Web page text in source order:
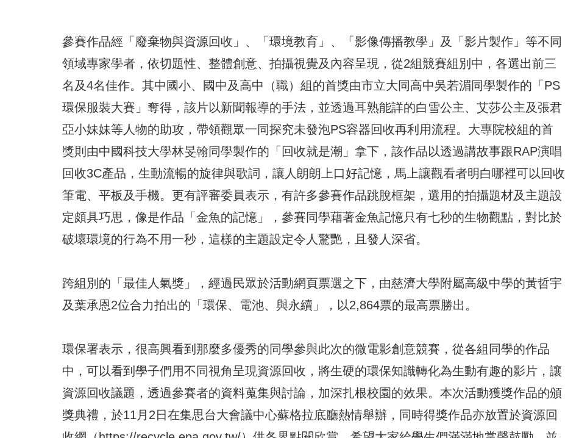
參賽作品經「廢棄物與資源回收」、「環境教育」、「影像傳播教學」及「影片製作」等不同
領域專家學者，依切題性、整體創意、拍攝視覺及內容呈現，從2組競賽組別中，各選出前三
名及4名佳作。其中國小、國中及高中（職）組的首獎由市立大同高中吳若湄同學製作的「PS
環保服裝大賽」奪得，該片以新聞報導的手法，並透過耳熟能詳的白雪公主、艾莎公主及張君
亞小妹妹等人物的助攻，帶領觀眾一同探究未發泡PS容器回收再利用流程。大專院校組的首
獎則由中國科技大學林旻翰同學製作的「回收就是潮」拿下，該作品以透過講故事跟RAP演唱
回收3C產品，生動流暢的旋律與歌詞，讓人朗朗上口好記憶，馬上讓觀看者明白哪裡可以回收
筆電、平板及手機。更有評審委員表示，有許多參賽作品跳脫框架，選用的拍攝題材及主題設
定頗具巧思，像是作品「金魚的記憶」，參賽同學藉著金魚記憶只有七秒的生物觀點，對比於
破壞環境的行為不用一秒，這樣的主題設定令人驚艷，且發人深省。
跨組別的「最佳人氣獎」，經過民眾於活動網頁票選之下，由慈濟大學附屬高級中學的黃哲宇
及葉承恩2位合力拍出的「環保、電池、與永續」，以2,864票的最高票勝出。
環保署表示，很高興看到那麼多優秀的同學參與此次的微電影創意競賽，從各組同學的作品
中，可以看到學子們用不同視角呈現資源回收，將生硬的環保知識轉化為生動有趣的影片，讓
資源回收議題，透過參賽者的資料蒐集與討論，加深扎根校園的效果。本次活動獲獎作品的頒
獎典禮，於11月2日在集思台大會議中心蘇格拉底廳熱情舉辦，同時得獎作品亦放置於資源回